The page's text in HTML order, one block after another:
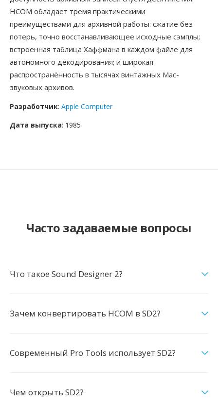
HCOM обладает тремя практическими
преимуществами для архивной работы: сжатие без
потерь, точно восстанавливающее исходные сэмплы;
встроенная таблица Хаффмана в каждом файле для
автономного декодирования; и широкая
распространённость в тысячах винтажных Mac-
звуковых архивов.
Разработчик: Apple Computer
Дата выпуска: 1985
Часто задаваемые вопросы
Что такое Sound Designer 2?
Зачем конвертировать HCOM в SD2?
Современный Pro Tools использует SD2?
Чем открыть SD2?